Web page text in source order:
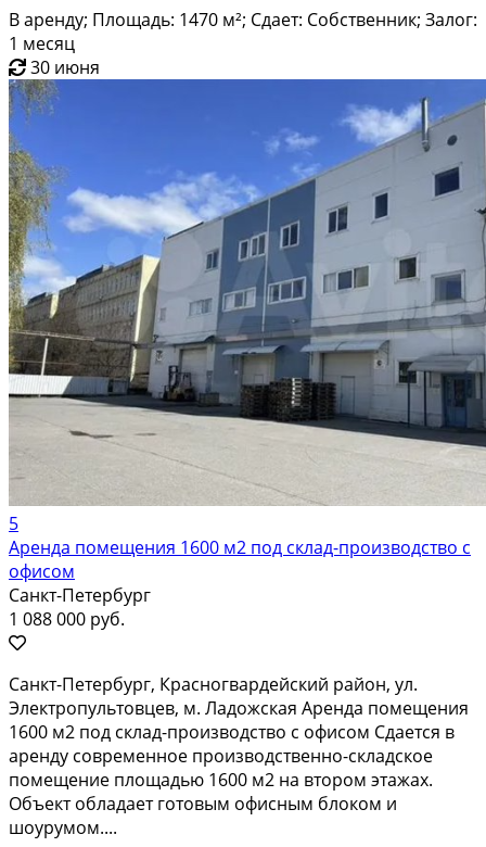
В аренду; Площадь: 1470 м²; Сдает: Собственник; Залог:
1 месяц
30 июня
5
Аренда помещения 1600 м2 под склад-производство с
офисом
Санкт-Петербург
1 088 000 руб.
Санкт-Петербург, Красногвардейский район, ул.
Электропультовцев, м. Ладожская Аренда помещения
1600 м2 под склад-производство с офисом Сдается в
аренду современное производственно-складское
помещение площадью 1600 м2 на втором этажах.
Объект обладает готовым офисным блоком и
шоурумом....